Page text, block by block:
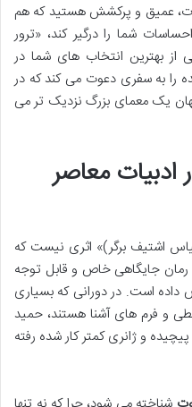
عمیق و پرکشش هستید که هم
شما را درگیر کند، «ترور
بهترین انتخاب های شما در
را به سفری دعوت می کند که در
یک معمای بزرگ نزدیک تر می
ادبیات معاصر
اشتیف برگر)» اثری نیست که
رمان جایگاهی خاص و قابل توجه
داده است. در دورانی که بسیاری
و فرم های آشنا هستند، حمید
و ژانری کمتر کار شده رفته